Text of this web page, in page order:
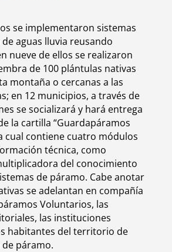
se implementaron sistemas
aguas lluvia reusando
nueve de ellos se realizaron
de 100 plántulas nativas
montaña o cercanas a las
en 12 municipios, a través de
se socializará y hará entrega
la cartilla “Guardapáramos
cual contiene cuatro módulos
técnica, como
del conocimiento
de páramo. Cabe anotar
se adelantan en compañía
Voluntarios, las
las instituciones
habitantes del territorio de
páramo.